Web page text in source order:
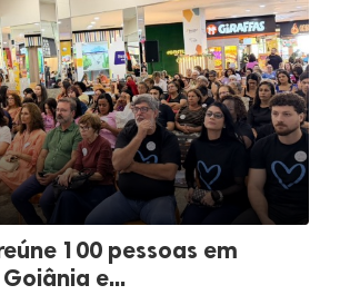
100 pessoas em
e...